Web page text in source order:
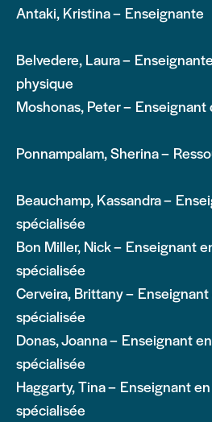
Antaki, Kristina – Enseignante
Belvedere, Laura –
physique
Moshonas, Peter – Enseignant
Ponnampalam, Sherina –
Beauchamp, Kassandra –
spécialisée
Bon Miller, Nick – Enseignant
spécialisée
Cerveira, Brittany –
spécialisée
Donas, Joanna – Enseignant
spécialisée
Haggarty, Tina – Enseignant
spécialisée